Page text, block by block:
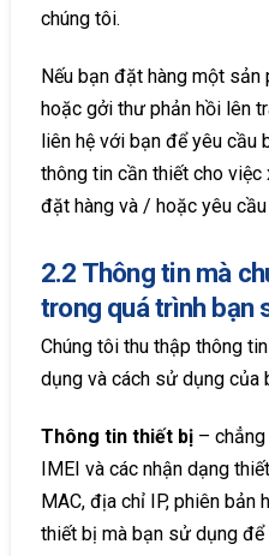
chúng tôi.
Nếu bạn đặt hàng một sản
hoặc gởi thư phản hồi lên
liên hệ với bạn để yêu cầu
thông tin cần thiết cho
đặt hàng và / hoặc yêu cầu
2.2 Thông tin mà
trong quá trình bạn
Chúng tôi thu thập thông
dụng và cách sử dụng của
Thông tin thiết bị– chẳng
IMEI và các nhận dạng
MAC, địa chỉ IP, phiên bản
thiết bị mà bạn sử dụng để